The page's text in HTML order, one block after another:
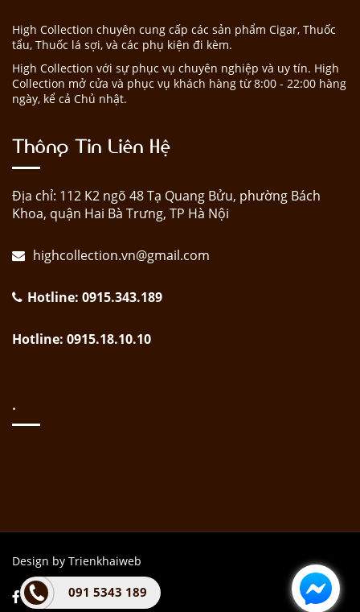
High Collection chuyên cung cấp các sản phẩm Cigar, Thuốc
tẩu, Thuốc lá sợi, và các phụ kiện đi kèm.
High Collection với sự phục vụ chuyên nghiệp và uy tín. High
Collection mở cửa và phục vụ khách hàng từ 8:00 - 22:00 hàng
ngày, kể cả Chủ nhật.
Thông Tin Liên Hệ
Địa chỉ: 112 K2 ngõ 48 Tạ Quang Bửu, phường Bách
Khoa, quận Hai Bà Trưng, TP Hà Nội
highcollection.vn@gmail.com
Hotline: 0915.343.189
Hotline: 0915.18.10.10
.
Design by Trienkhaiweb
091 5343 189